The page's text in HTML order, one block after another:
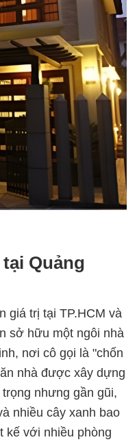
Quảng
giá trị tại TP.HCM và
sở hữu một ngôi nhà
nơi cô gọi là "chốn
nhà được xây dựng
nhưng gần gũi,
nhiều cây xanh bao
kế với nhiều phòng